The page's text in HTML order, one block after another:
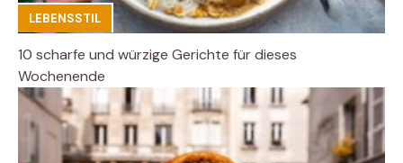
LEBENSSTIL
10 scharfe und würzige Gerichte für dieses
Wochenende